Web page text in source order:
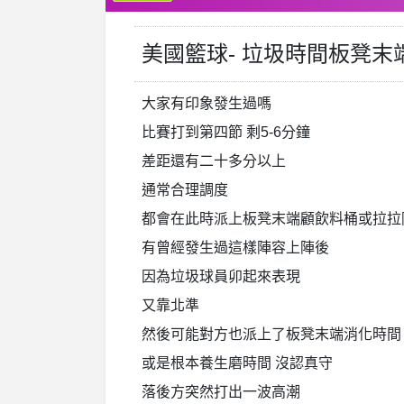
美國籃球- 垃圾時間板凳末
大家有印象發生過嗎
比賽打到第四節 剩5-6分鐘
差距還有二十多分以上
通常合理調度
都會在此時派上板凳末端顧飲料桶或拉
有曾經發生過這樣陣容上陣後
因為垃圾球員卯起來表現
又靠北準
然後可能對方也派上了板凳末端消化時間
或是根本養生磨時間 沒認真守
落後方突然打出一波高潮